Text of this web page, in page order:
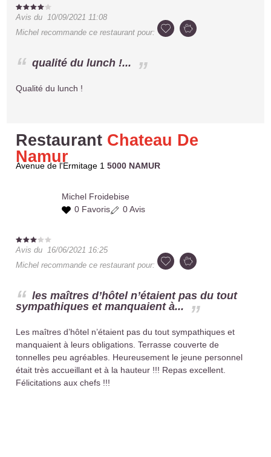
Avis du
10/09/2021 11:08
Michel recommande ce restaurant pour:
qualité du lunch !...
Qualité du lunch !
Restaurant Chateau De
Namur
Avenue de l'Ermitage 15000 NAMUR
Michel Froidebise
0 Favoris
0 Avis
Avis du
16/06/2021 16:25
Michel recommande ce restaurant pour:
les maîtres d’hôtel n’étaient pas du tout
sympathiques et manquaient à...
Les maîtres d’hôtel n’étaient pas du tout sympathiques et
manquaient à leurs obligations. Terrasse couverte de
tonnelles peu agréables. Heureusement le jeune personnel
était très accueillant et à la hauteur !!! Repas excellent.
Félicitations aux chefs !!!